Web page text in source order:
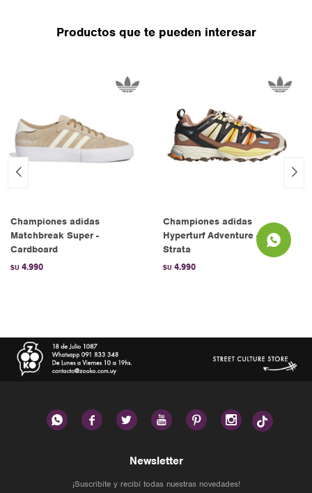
Productos que te pueden interesar
Championes adidas
Matchbreak Super -
Cardboard
$U 4.990
Championes adidas
Hyperturf Adventure - Clay
Strata
$U 4.990
     
Newsletter
¡Suscribite y recibí todas nuestras novedades!